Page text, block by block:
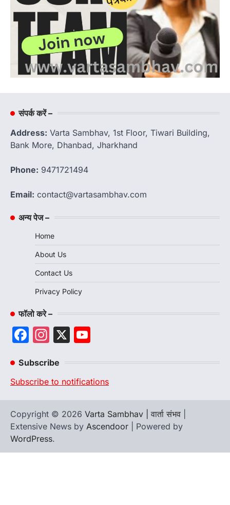
संपर्क करें –
Address: Varta Sambhav, 1st Floor, Tiwari Building,
Bank More, Dhanbad, Jharkhand
Phone: 9471721494
Email: contact@vartasambhav.com
अन्य पेज –
Home
About Us
Contact Us
Privacy Policy
फॉलो करे –
Facebook
Instagram
X
Subscribe
Subscribe to notifications
Copyright © 2026 Varta Sambhav | वार्ता संभव
Extensive News by Ascendoor | Powered by
WordPress.